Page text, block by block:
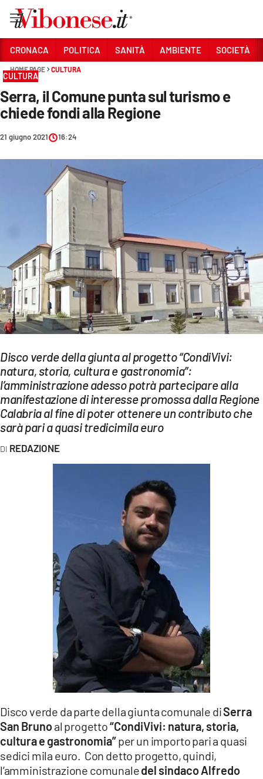
Sezioni
CRONACA
POLITICA
SANITÀ
SOCIETÀ
ECONOMIA E LAVORO
EVENTI
SPORT
Streaming
LAC NETWORK
LAC ONAIR
LaC
Network
LACPLAY.IT
ILREGGINO.IT
COSENZACHANNEL.IT
ILVIBONESE.IT
CATANZAROCHANNEL.IT
LACAPITALENEWS.IT
ANDROID
APPLE
CRONACA POLITICA SANITÀ AMBIENTE SOCIETÀ
HOME PAGE CULTURA
CULTURA
Serra, il Comune punta sul turismo e
chiede fondi alla Regione
21 giugno 2021 16:24
Disco verde della giunta al progetto “CondiVivi:
natura, storia, cultura e gastronomia”:
l’amministrazione adesso potrà partecipare alla
manifestazione di interesse promossa dalla Regione
Calabria al fine di poter ottenere un contributo che
sarà pari a quasi tredicimila euro
REDAZIONE
Disco verde da parte della giunta comunale diSerra
San Brunoal progetto“CondiVivi: natura, storia,
cultura e gastronomia”per un importo pari a quasi
sedici mila euro. Con detto progetto, quindi,
l’amministrazione comunaledel sindaco Alfredo